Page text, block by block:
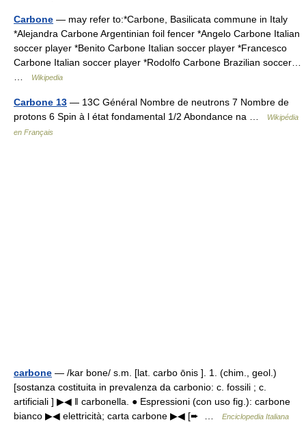
Carbone — may refer to:*Carbone, Basilicata commune in Italy
*Alejandra Carbone Argentinian foil fencer *Angelo Carbone Italian
soccer player *Benito Carbone Italian soccer player *Francesco
Carbone Italian soccer player *Rodolfo Carbone Brazilian soccer…
Wikipedia
Carbone 13 — 13C Général Nombre de neutrons 7 Nombre de
protons 6 Spin à l état fondamental 1/2 Abondance na …
Wikipédia
en Français
carbone — /kar bone/ s.m. [lat. carbo ōnis ]. 1. (chim., geol.)
[sostanza costituita in prevalenza da carbonio: c. fossili ; c.
artificiali ] ▶◀ ‖ carbonella. ● Espressioni (con uso fig.): carbone
bianco ▶◀ elettricità; carta carbone ▶◀ [➨ …
Enciclopedia Italiana